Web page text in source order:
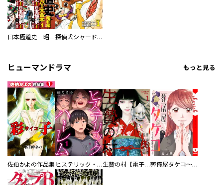
日本極道史 昭和編 スーパー大合本 探偵犬シャードック（新装版）
ヒューマンドラマ もっと見る
佐伯かよの作品集 ヒステリック・ハーレム～搾られる男と堕ちる女～【電子単行本版】 生贄の村【電子単行本版】 葬儀屋タケコ～あなたの最期、叶えます【電子単行本版】